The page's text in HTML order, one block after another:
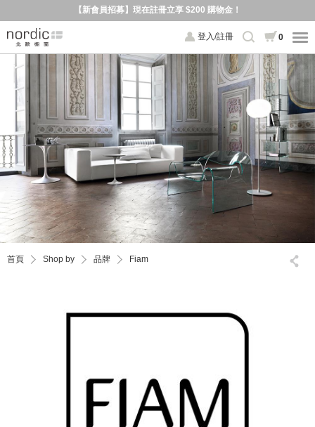
【新會員招募】現在註冊立享 $200 購物金！
登入/註冊 0
首頁 Shop by 品牌 Fiam